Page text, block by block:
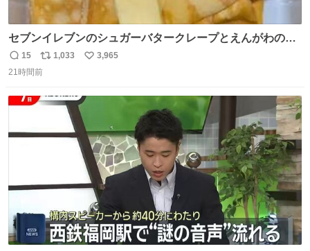
セブンイレブンのシュガーバタークレープとえんがわの寿
司を探している人へ！ シュガーバタークレープは目黒、品
川、蒲田、渋谷、川崎、横浜、鶴見、九州の一部エリア限
ころ少ないですが見つけたら即買いです🤩❣️
返
信
15
リ
ポ
ト
1,033
い
数
3,965
21時間前